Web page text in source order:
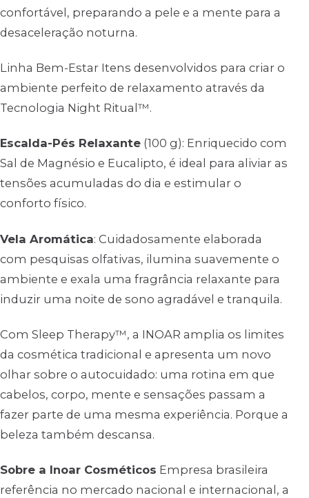
confortável, preparando a pele e a mente para a
desaceleração noturna.
Linha Bem-Estar Itens desenvolvidos para criar o
ambiente perfeito de relaxamento através da
Tecnologia Night Ritual™.
Escalda-Pés Relaxante (100 g): Enriquecido com
Sal de Magnésio e Eucalipto, é ideal para aliviar as
tensões acumuladas do dia e estimular o
conforto físico.
Vela Aromática: Cuidadosamente elaborada
com pesquisas olfativas, ilumina suavemente o
ambiente e exala uma fragrância relaxante para
induzir uma noite de sono agradável e tranquila.
Com Sleep Therapy™, a INOAR amplia os limites
da cosmética tradicional e apresenta um novo
olhar sobre o autocuidado: uma rotina em que
cabelos, corpo, mente e sensações passam a
fazer parte de uma mesma experiência. Porque a
beleza também descansa.
Sobre a Inoar Cosméticos Empresa brasileira
referência no mercado nacional e internacional, a